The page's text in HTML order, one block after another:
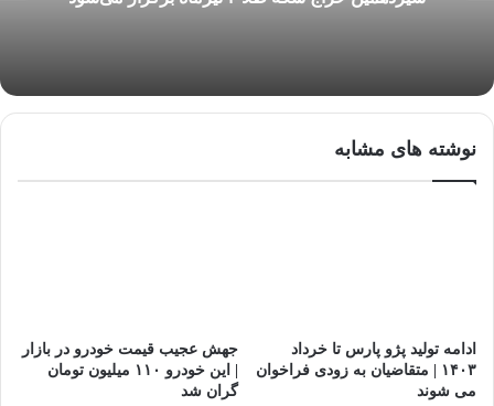
نوشته های مشابه
ادامه‌ تولید پژو پارس تا خرداد
١۴٠٣ | متقاضیان به زودی فراخوان
می شوند
جهش عجیب قیمت خودرو در بازار
| این خودرو ۱۱۰ میلیون تومان
گران شد